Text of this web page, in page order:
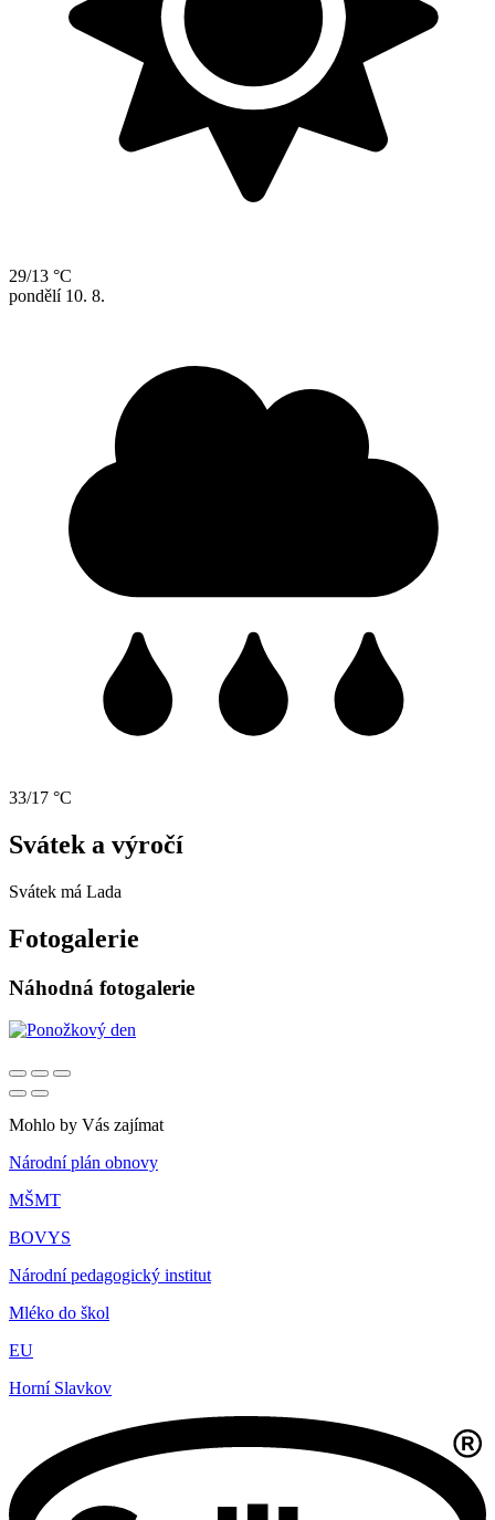
29/13 °C
pondělí 10. 8.
33/17 °C
Svátek a výročí
Svátek má Lada
Fotogalerie
Náhodná fotogalerie
Mohlo by Vás zajímat
Národní plán obnovy
MŠMT
BOVYS
Národní pedagogický institut
Mléko do škol
EU
Horní Slavkov